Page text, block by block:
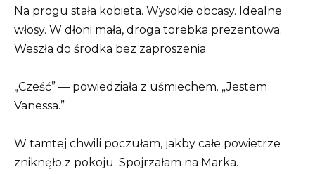
Na progu stała kobieta. Wysokie obcasy. Idealne
włosy. W dłoni mała, droga torebka prezentowa.
Weszła do środka bez zaproszenia.
„Cześć” — powiedziała z uśmiechem. „Jestem
Vanessa.”
W tamtej chwili poczułam, jakby całe powietrze
zniknęło z pokoju. Spojrzałam na Marka.